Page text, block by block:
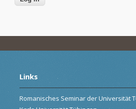
Links
Romanisches Seminar der Universität